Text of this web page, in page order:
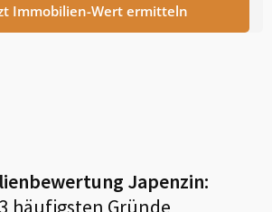
Immobilien-Wert ermitteln
Japenzin:
häufigsten Gründe